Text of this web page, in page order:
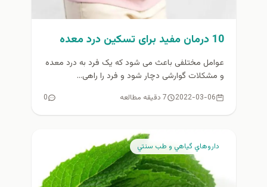
10 درمان مفید برای تسکین درد معده
عوامل مختلفی باعث می شود که یک فرد به درد معده
و مشکلات گوارشی دچار شود و فرد را راهی...
2022-03-06 7 دقیقه مطالعه 0
داروهاي گياهي و طب سنتي